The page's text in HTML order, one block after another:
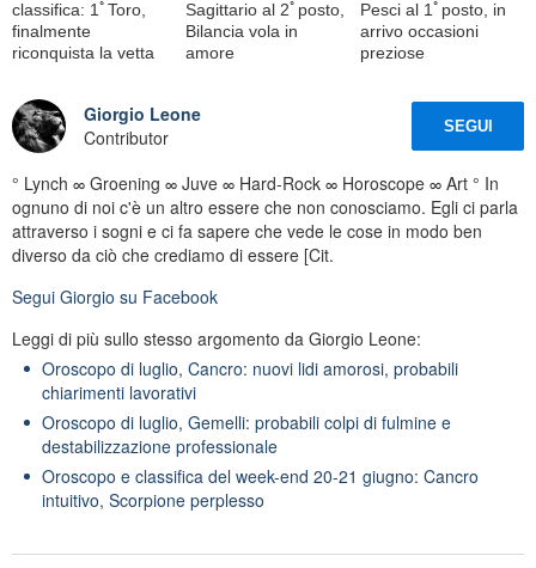
classifica: 1ﾟToro,
finalmente
riconquista la vetta
Sagittario al 2ﾟposto,
Bilancia vola in
amore
Pesci al 1ﾟposto, in
arrivo occasioni
preziose
Giorgio Leone
Contributor
SEGUI
° Lynch ∞ Groening ∞ Juve ∞ Hard-Rock ∞ Horoscope ∞ Art ° In
ognuno di noi c'è un altro essere che non conosciamo. Egli ci parla
attraverso i sogni e ci fa sapere che vede le cose in modo ben
diverso da ciò che crediamo di essere [Cit.
Segui Giorgio su Facebook
Leggi di più sullo stesso argomento da Giorgio Leone:
Oroscopo di luglio, Cancro: nuovi lidi amorosi, probabili
chiarimenti lavorativi
Oroscopo di luglio, Gemelli: probabili colpi di fulmine e
destabilizzazione professionale
Oroscopo e classifica del week-end 20-21 giugno: Cancro
intuitivo, Scorpione perplesso